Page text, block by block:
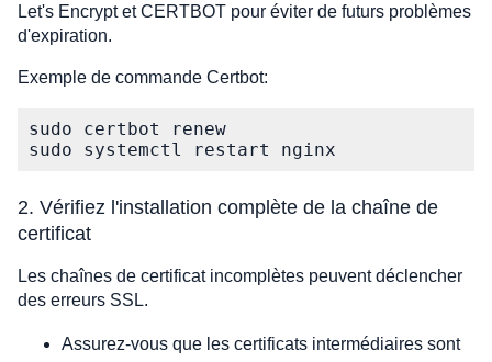
Let's Encrypt et CERTBOT pour éviter de futurs problèmes
d'expiration.
Exemple de commande Certbot:
sudo certbot renew
sudo systemctl restart nginx
2. Vérifiez l'installation complète de la chaîne de
certificat
Les chaînes de certificat incomplètes peuvent déclencher
des erreurs SSL.
Assurez-vous que les certificats intermédiaires sont